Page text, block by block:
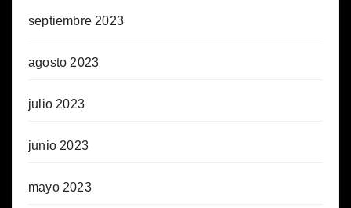
septiembre 2023
agosto 2023
julio 2023
junio 2023
mayo 2023